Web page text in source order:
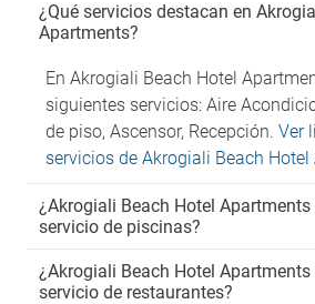
¿Qué servicios destacan en
Apartments?
En Akrogiali Beach Hotel
siguientes servicios: Aire
de piso, Ascensor, Recepción. Ver
servicios de Akrogiali Beach
¿Akrogiali Beach Hotel
servicio de piscinas?
¿Akrogiali Beach Hotel
servicio de restaurantes?